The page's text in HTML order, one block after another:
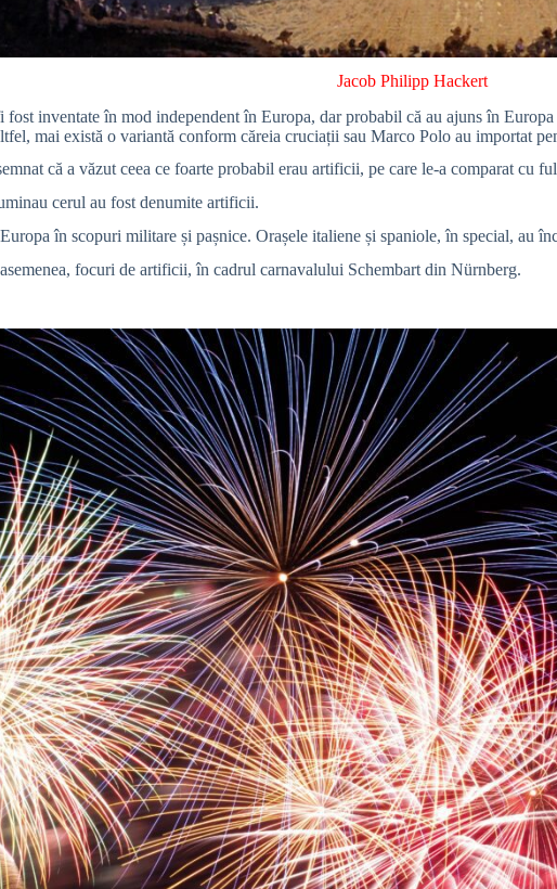
Jacob Philipp Hackert
inventate în mod independent în Europa, dar probabil că au ajuns în
mai există o variantă conform căreia cruciații sau Marco Polo au importat
că a văzut ceea ce foarte probabil erau artificii, pe care le-a comparat cu
cerul au fost denumite artificii.
în scopuri militare și pașnice. Orașele italiene și spaniole, în special, au
focuri de artificii, în cadrul carnavalului Schembart din Nürnberg.